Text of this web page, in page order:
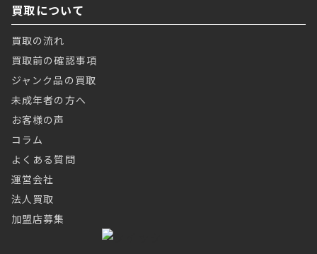
買取について
買取の流れ
買取前の確認事項
ジャンク品の買取
未成年者の方へ
お客様の声
コラム
よくある質問
運営会社
法人買取
加盟店募集